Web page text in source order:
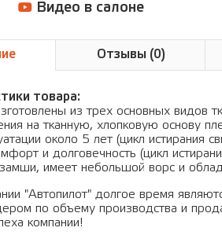
Видео в салоне
Отзывы (0)
товара:
из трех основных видов
на тканную, хлопковую основу
около 5 лет (цикл истирания
и долговечность (цикл
имеет небольшой ворс и
"Автопилот" долгое время
по объему производства и
компании!